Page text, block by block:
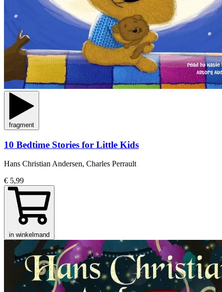
fragment
10 Bedtime Stories for Little Kids
Hans Christian Andersen, Charles Perrault
€ 5,99
in winkelmand